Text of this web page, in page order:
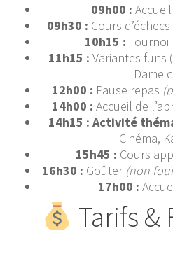
09h00 :
09h30 : Cours
10h15 :
11h15 : Variantes funs
Dame
12h00 : Pause repas
14h00 : Accueil de
14h15 : Activité
Cinéma,
15h45 : Cours
16h30 : Goûter (non
17h00 :
Tarifs &